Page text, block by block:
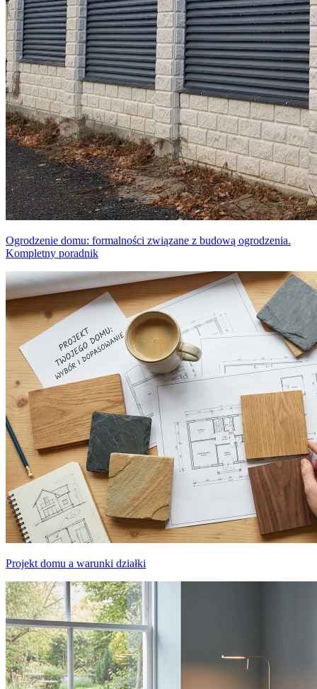
Ogrodzenie domu: formalności związane z budową ogrodzenia.
Kompletny poradnik
Projekt domu a warunki działki